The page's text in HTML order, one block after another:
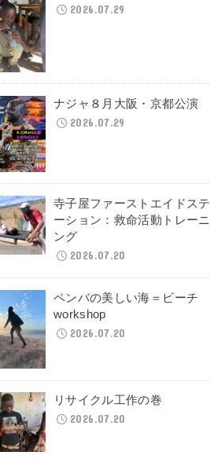
2026.07.29
ナジャ８月大阪・京都公演
2026.07.29
寺子屋ファーストエイドステ
ーション：救命活動トレーニ
ング
2026.07.20
ペンバの美しい海＝ビーチ
workshop
2026.07.20
リサイクル工作の巻
2026.07.20